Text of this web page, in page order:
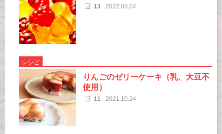
13 2022.03.04
レシピ
りんごのゼリーケーキ（乳、大豆不
使用）
11 2021.10.24